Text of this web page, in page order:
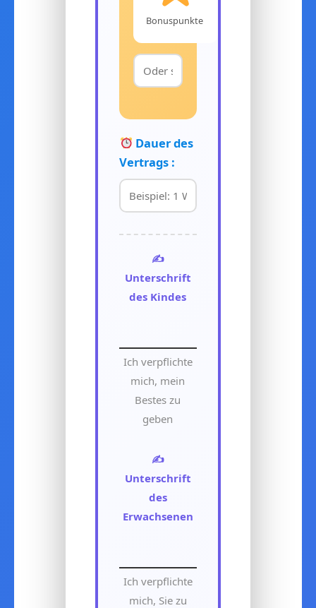
Bonuspunkte
Dauer des
Vertrags :
✍️
Unterschrift
des Kindes
Ich verpflichte
mich, mein
Bestes zu
geben
✍️
Unterschrift
des
Erwachsenen
Ich verpflichte
mich, Sie zu